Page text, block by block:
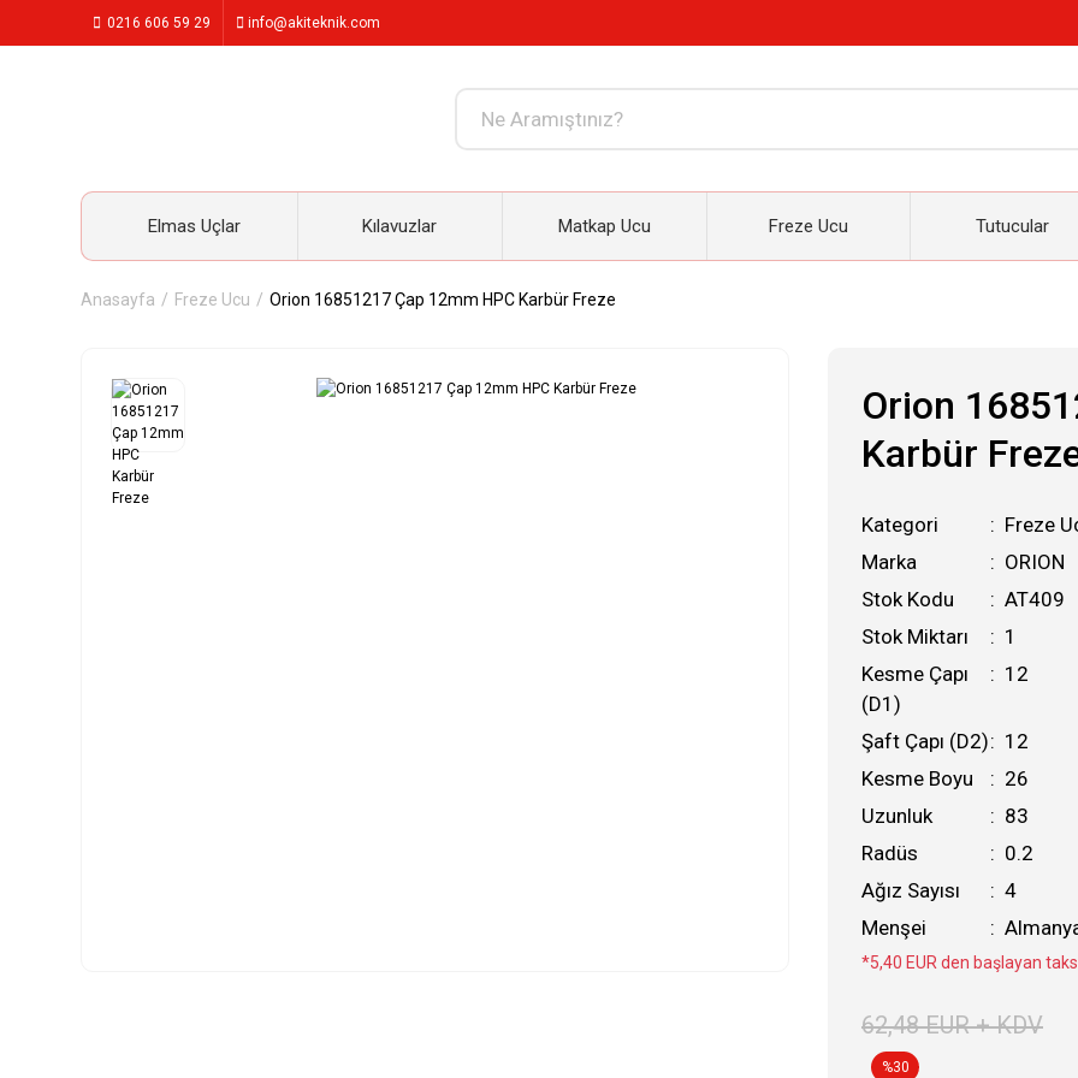
0216 606 59 29 info@akiteknik.com
Elmas Uçlar Kılavuzlar Matkap Ucu Freze Ucu Tutucular
Anasayfa Freze Ucu Orion 16851217 Çap 12mm HPC Karbür Freze
Orion
Karbür
Kategori
Freze
Marka
ORION
Stok Kodu
AT409
Stok Miktarı
1
Kesme Çapı
(D1)
12
Şaft Çapı (D2)
12
Kesme Boyu
26
Uzunluk
83
Radüs
0.2
Ağız Sayısı
4
Menşei
*5,40 EUR den başlayan
62,48 EUR + KDV
%30